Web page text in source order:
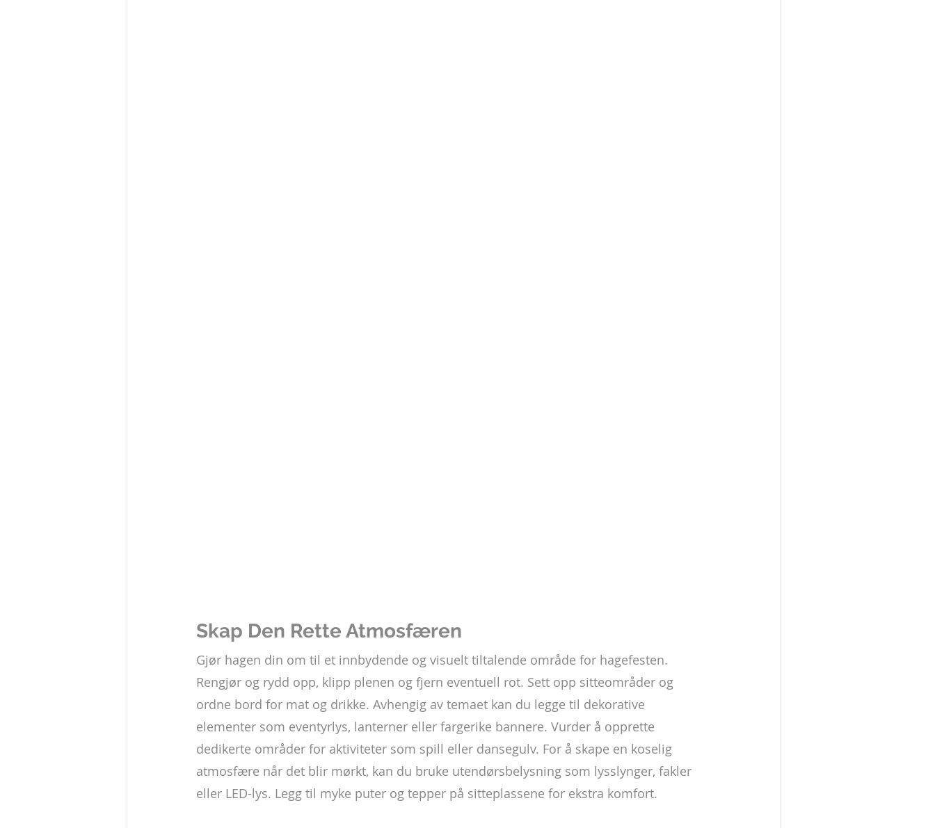
Skap Den Rette Atmosfæren
Gjør hagen din om til et innbydende og visuelt tiltalende område for hagefesten.
Rengjør og rydd opp, klipp plenen og fjern eventuell rot. Sett opp sitteområder og
ordne bord for mat og drikke. Avhengig av temaet kan du legge til dekorative
elementer som eventyrlys, lanterner eller fargerike bannere. Vurder å opprette
dedikerte områder for aktiviteter som spill eller dansegulv. For å skape en koselig
atmosfære når det blir mørkt, kan du bruke utendørsbelysning som lysslynger, fakler
eller LED-lys. Legg til myke puter og tepper på sitteplassene for ekstra komfort.